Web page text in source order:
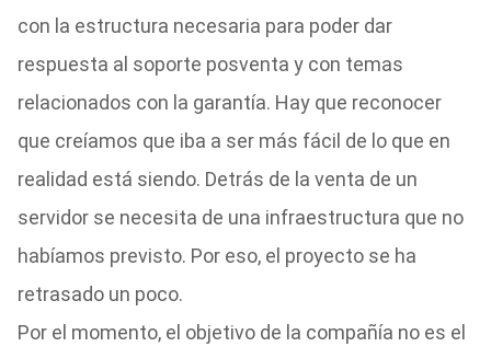
con la estructura necesaria para poder dar
respuesta al soporte posventa y con temas
relacionados con la garantía. Hay que reconocer
que creíamos que iba a ser más fácil de lo que en
realidad está siendo. Detrás de la venta de un
servidor se necesita de una infraestructura que no
habíamos previsto. Por eso, el proyecto se ha
retrasado un poco.
Por el momento, el objetivo de la compañía no es el